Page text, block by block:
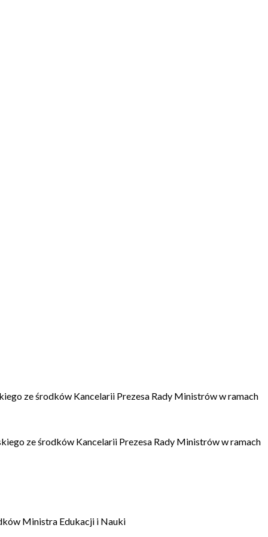
ze środków Kancelarii Prezesa Rady Ministrów w ramach
ze środków Kancelarii Prezesa Rady Ministrów w ramach
Ministra Edukacji i Nauki